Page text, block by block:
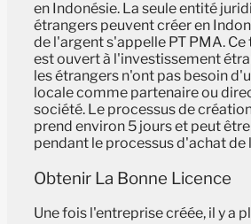
en Indonésie. La seule entité
étrangers peuvent créer en
de l'argent s'appelle PT PMA.
est ouvert à l'investissement
les étrangers n'ont pas besoin
locale comme partenaire ou
société. Le processus de
prend environ 5 jours et peut
pendant le processus d'achat de
Obtenir La Bonne Licence
Une fois l'entreprise créée, il y a